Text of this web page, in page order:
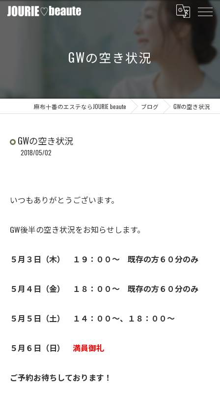
GWの空き状況
麻布十番のエステならJOURIE beaute ブログ GWの空き状況
GWの空き状況
2018/05/02
いつもありがとうございます。
GW後半の空き状況をお知らせします。
５月３日（木） １９：００～ 既存の方６０分のみ
５月４日（金） １８：００～ 既存の方６０分のみ
５月５日（土） １４：００～、１８：００～
５月６日（日） 満員御礼
ご予約お待ちしております！